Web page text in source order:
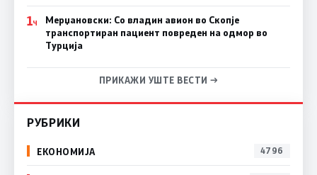
1Ч
Мерџановски: Со владин авион во Скопје
транспортиран пациент повреден на одмор во
Турција
ПРИКАЖИ УШТЕ ВЕСТИ →
РУБРИКИ
ЕКОНОМИЈА 4796